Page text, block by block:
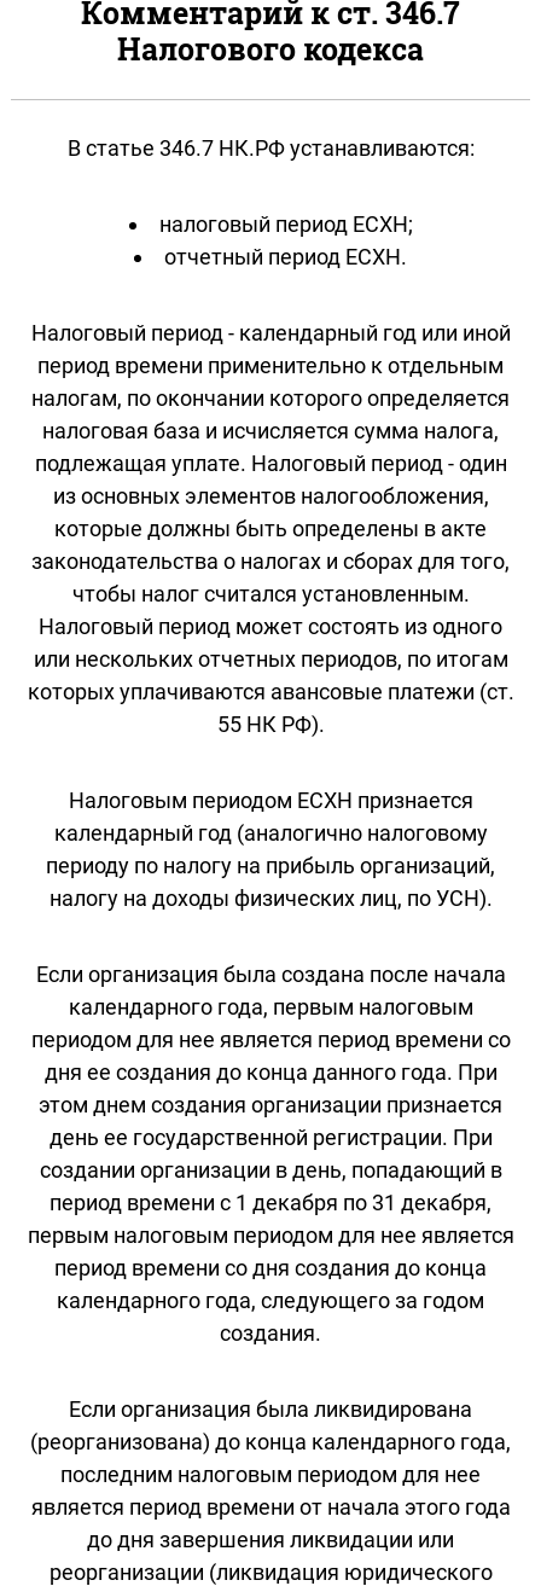
Комментарий к ст. 346.7
Налогового кодекса
В статье 346.7 НК.РФ устанавливаются:
налоговый период ЕСХН;
отчетный период ЕСХН.
Налоговый период - календарный год или иной
период времени применительно к отдельным
налогам, по окончании которого определяется
налоговая база и исчисляется сумма налога,
подлежащая уплате. Налоговый период - один
из основных элементов налогообложения,
которые должны быть определены в акте
законодательства о налогах и сборах для того,
чтобы налог считался установленным.
Налоговый период может состоять из одного
или нескольких отчетных периодов, по итогам
которых уплачиваются авансовые платежи (ст.
55 НК РФ).
Налоговым периодом ЕСХН признается
календарный год (аналогично налоговому
периоду по налогу на прибыль организаций,
налогу на доходы физических лиц, по УСН).
Если организация была создана после начала
календарного года, первым налоговым
периодом для нее является период времени со
дня ее создания до конца данного года. При
этом днем создания организации признается
день ее государственной регистрации. При
создании организации в день, попадающий в
период времени с 1 декабря по 31 декабря,
первым налоговым периодом для нее является
период времени со дня создания до конца
календарного года, следующего за годом
создания.
Если организация была ликвидирована
(реорганизована) до конца календарного года,
последним налоговым периодом для нее
является период времени от начала этого года
до дня завершения ликвидации или
реорганизации (ликвидация юридического